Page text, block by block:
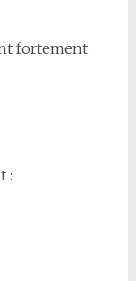
fortement
: